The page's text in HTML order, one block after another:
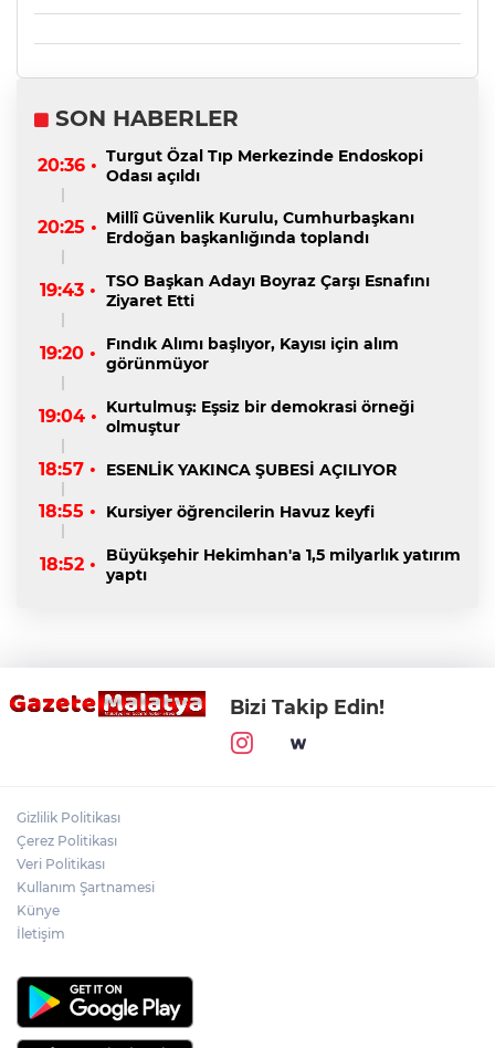
SON HABERLER
20:36 • Turgut Özal Tıp Merkezinde Endoskopi
Odası açıldı
20:25 • Millî Güvenlik Kurulu, Cumhurbaşkanı
Erdoğan başkanlığında toplandı
19:43 • TSO Başkan Adayı Boyraz Çarşı Esnafını
Ziyaret Etti
19:20 •
Fındık Alımı başlıyor, Kayısı için alım
görünmüyor
19:04 • Kurtulmuş: Eşsiz bir demokrasi örneği
olmuştur
18:57 • ESENLİK YAKINCA ŞUBESİ AÇILIYOR
18:55 • Kursiyer öğrencilerin Havuz keyfi
18:52 •
Büyükşehir Hekimhan'a 1,5 milyarlık yatırım
yaptı
Bizi Takip Edin!
Gizlilik Politikası
Çerez Politikası
Veri Politikası
Kullanım Şartnamesi
Künye
İletişim